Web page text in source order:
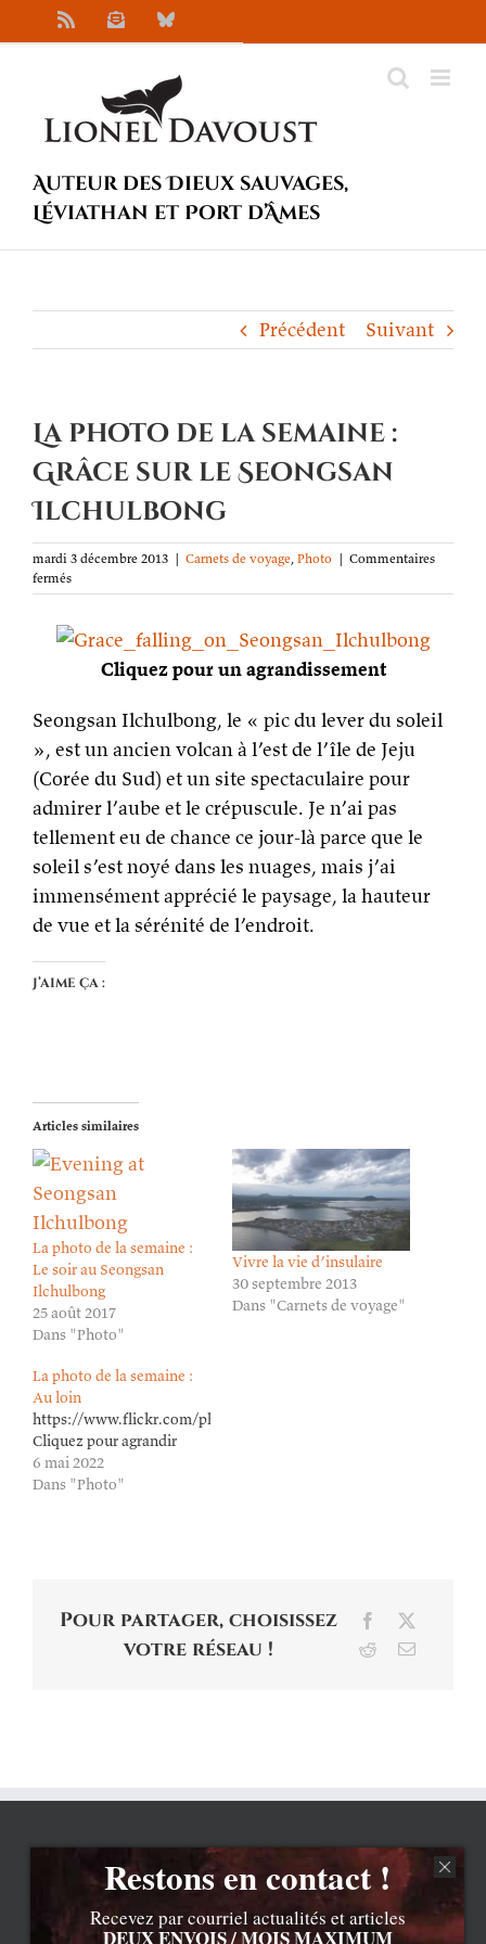
au
NewsletterBluesky
Auteur des Dieux sauvages,
Léviathan et Port d’Âmes
Précédent Suivant
La photo de la semaine :
Grâce sur le Seongsan
Ilchulbong
mardi 3 décembre 2013 | Carnets de voyage, Photo | Commentaires
ferméssur
La
de
semaine
Grâce
sur
le
Seongsan
Cliquez pour un agrandissement
Seongsan Ilchulbong, le « pic du lever du soleil
», est un ancien volcan à l’est de l’île de Jeju
(Corée du Sud) et un site spectaculaire pour
admirer l’aube et le crépuscule. Je n’ai pas
tellement eu de chance ce jour-là parce que le
soleil s’est noyé dans les nuages, mais j’ai
immensément apprécié le paysage, la hauteur
de vue et la sérénité de l’endroit.
J’aime ça :
Articles similaires
La photo de la semaine :
Le soir au Seongsan
Ilchulbong
25 août 2017
Dans "Photo"
Vivre la vie d’insulaire
30 septembre 2013
Dans "Carnets de voyage"
La photo de la semaine :
Au loin
https://www.flickr.com/photos/lioneldavoust/52048856972/in/
Cliquez pour agrandir
6 mai 2022
Dans "Photo"
Pour partager, choisissez
votre réseau !
Facebook
RedditEmail
Restons en contact !
Recevez par courriel actualités et articles
DEUX ENVOIS / MOIS MAXIMUM